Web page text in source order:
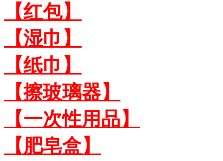
【红包】
【湿巾】
【纸巾】
【擦玻璃器】
【一次性用品】
【肥皂盒】